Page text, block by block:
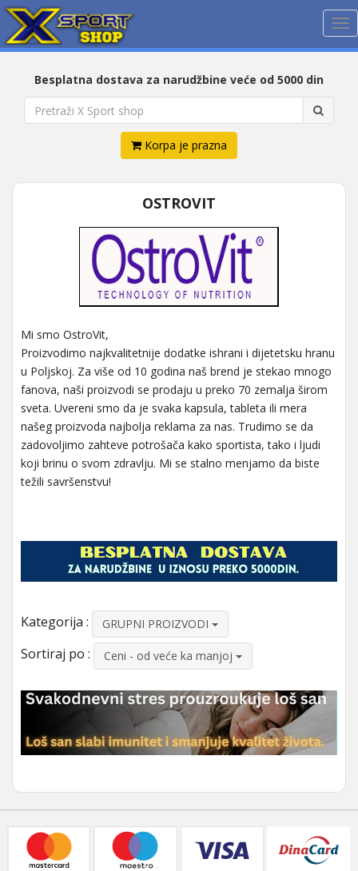
Besplatna dostava za narudžbine veće od 5000 din
Korpa je prazna
OSTROVIT
Mi smo OstroVit,
Proizvodimo najkvalitetnije dodatke ishrani i dijetetsku hranu
u Poljskoj. Za više od 10 godina naš brend je stekao mnogo
fanova, naši proizvodi se prodaju u preko 70 zemalja širom
sveta. Uvereni smo da je svaka kapsula, tableta ili mera
našeg proizvoda najbolja reklama za nas. Trudimo se da
zadovoljimo zahteve potrošača kako sportista, tako i ljudi
koji brinu o svom zdravlju. Mi se stalno menjamo da biste
težili savršenstvu!
Kategorija : GRUPNI PROIZVODI
Sortiraj po : Ceni - od veće ka manjoj